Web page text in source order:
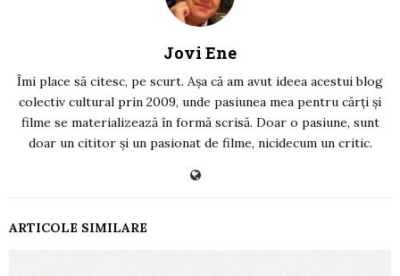
Jovi Ene
Îmi place să citesc, pe scurt. Așa că am avut ideea acestui blog
colectiv cultural prin 2009, unde pasiunea mea pentru cărți și
filme se materializează în formă scrisă. Doar o pasiune, sunt
doar un cititor și un pasionat de filme, nicidecum un critic.
ARTICOLE SIMILARE